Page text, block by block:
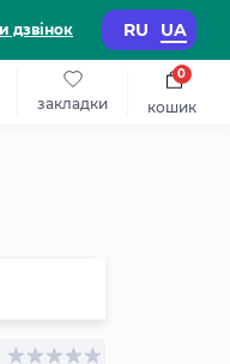
дзвінок RU UA
закладки кошик
0